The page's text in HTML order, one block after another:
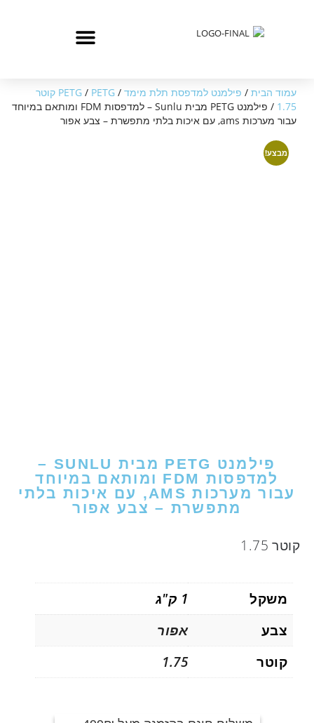
עמוד הבית / פילמנט למדפסת תלת מימד /
PETG /
PETG קוטר
1.75
/ פילמנט PETG מבית Sunlu – למדפסות FDM ומותאם במיוחד
עבור מערכות ams, עם איכות בלתי מתפשרת – צבע אפור
מבצע!
פילמנט PETG מבית SUNLU –
למדפסות FDM ומותאם במיוחד
עבור מערכות AMS, עם איכות בלתי
מתפשרת – צבע אפור
קוטר 1.75
משקל
1 ק"ג
צבע
אפור
קוטר
1.75